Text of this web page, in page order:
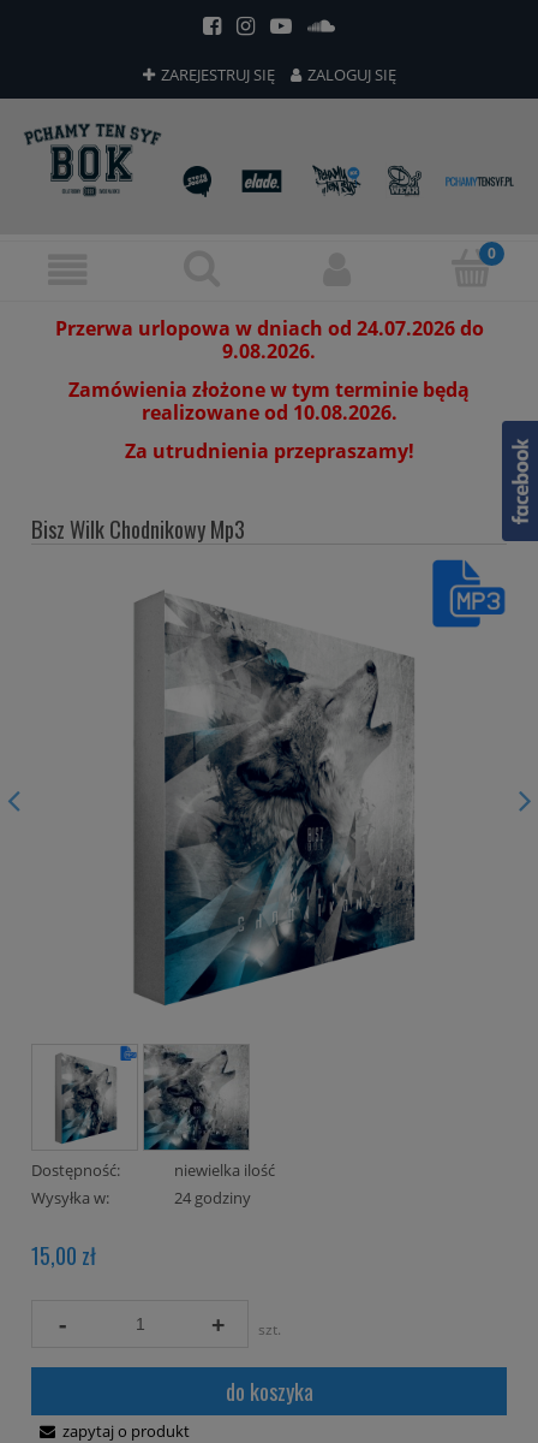
ZAREJESTRUJ SIĘ ZALOGUJ SIĘ
Przerwa urlopowa w dniach od 24.07.2026 do
9.08.2026.
Zamówienia złożone w tym terminie będą
realizowane od 10.08.2026.
Za utrudnienia przepraszamy!
Bisz Wilk Chodnikowy Mp3
Dostępność:
niewielka ilość
Wysyłka w:
24 godziny
15,00 zł
- + szt.
do koszyka
zapytaj o produkt